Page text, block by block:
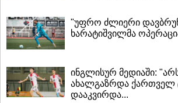
"უფრო ძლიერი
ხარატიშვილმა
ინგლისურ მედიაში:
ახალგაზრდა ქართველ
დააკვირდა...